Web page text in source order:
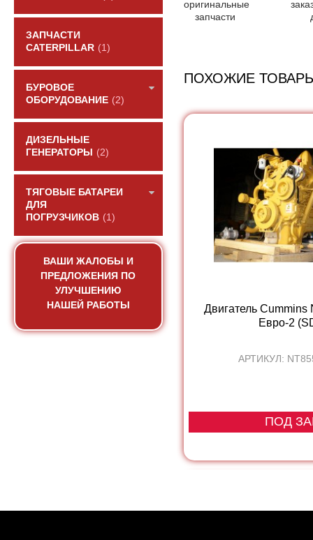
ЗАПЧАСТИ
CATERPILLAR (1)
БУРОВОЕ
ОБОРУДОВАНИЕ (2)
ДИЗЕЛЬНЫЕ
ГЕНЕРАТОРЫ
(2)
ТЯГОВЫЕ БАТАРЕИ
ДЛЯ
ПОГРУЗЧИКОВ (1)
ВАШИ ЖАЛОБЫ И
ПРЕДЛОЖЕНИЯ ПО
УЛУЧШЕНИЮ
НАШЕЙ РАБОТЫ
оригинальные
запчасти
ПОХОЖИЕ
Двигатель
Евро-2
АРТИКУЛ:
ПОД